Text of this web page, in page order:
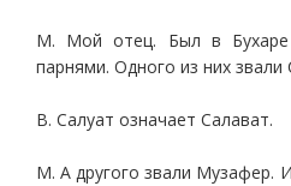
М. Мой отец. Был в
парнями. Одного из них звали
В. Салуат означает Салават.
М. А другого звали Музафер.